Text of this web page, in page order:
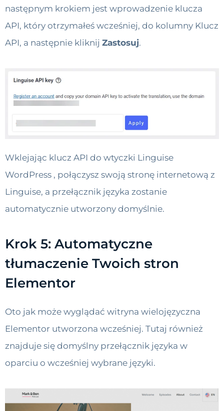
następnym krokiem jest wprowadzenie klucza
API, który otrzymałeś wcześniej, do kolumny Klucz
API, a następnie kliknij Zastosuj.
Wklejając klucz API do wtyczki Linguise
WordPress , połączysz swoją stronę internetową z
Linguise, a przełącznik języka zostanie
automatycznie utworzony domyślnie.
Krok 5: Automatyczne
tłumaczenie Twoich stron
Elementor
Oto jak może wyglądać witryna wielojęzyczna
Elementor utworzona wcześniej. Tutaj również
znajduje się domyślny przełącznik języka w
oparciu o wcześniej wybrane języki.